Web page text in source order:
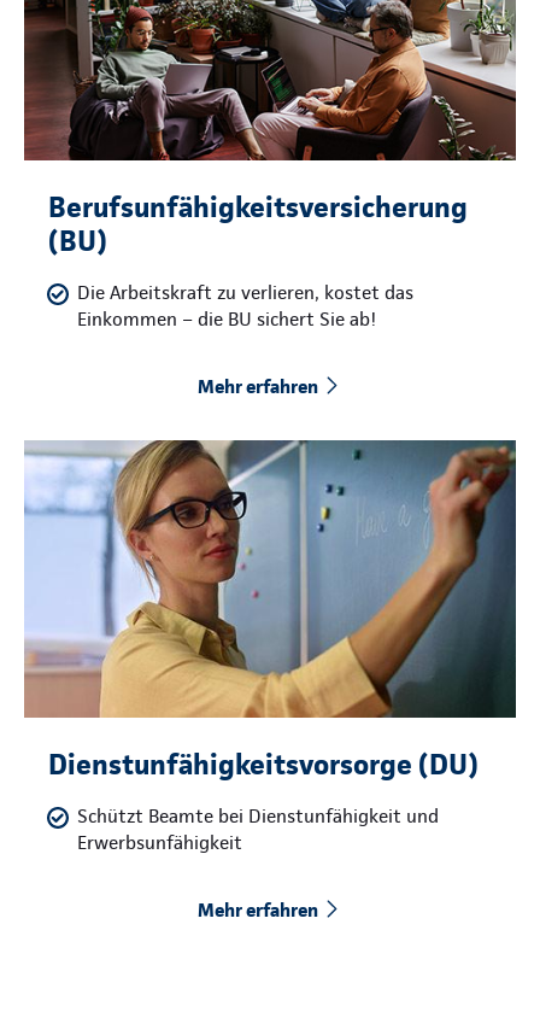
Berufsunfähigkeitsversicherung
(BU)
Die Arbeitskraft zu verlieren, kostet das
Einkommen – die BU sichert Sie ab!
Mehr erfahren
Dienstunfähigkeitsvorsorge (DU)
Schützt Beamte bei Dienstunfähigkeit und
Erwerbsunfähigkeit
Mehr erfahren